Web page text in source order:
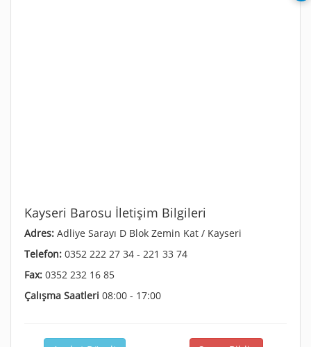
Kayseri Barosu İletişim Bilgileri
Adres: Adliye Sarayı D Blok Zemin Kat / Kayseri
Telefon: 0352 222 27 34 - 221 33 74
Fax: 0352 232 16 85
Çalışma Saatleri 08:00 - 17:00